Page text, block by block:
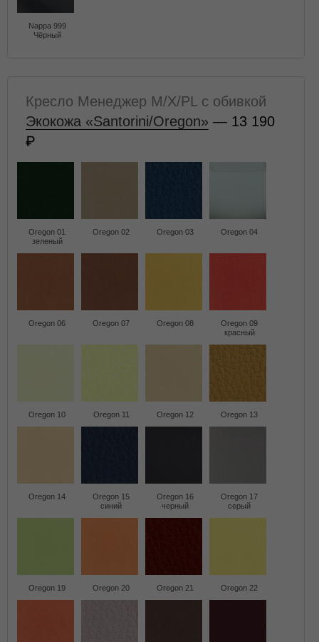
Nappa 999
Чёрный
Кресло Менеджер M/X/PL с обивкой
Экокожа «Santorini/Oregon» — 13 190
Oregon 01
зеленый
Oregon 02 Oregon 03 Oregon 04
Oregon 06 Oregon 07 Oregon 08
Oregon 09
красный
Oregon 10 Oregon 11 Oregon 12 Oregon 13
Oregon 14
Oregon 15
синий
Oregon 16
черный
Oregon 17
серый
Oregon 19 Oregon 20 Oregon 21 Oregon 22